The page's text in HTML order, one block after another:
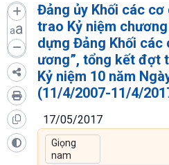
aa
Đảng ủy Khối các
trao Kỷ niệm
dựng Đảng Khối các
ương”, tổng kết đợt
Kỷ niệm 10 năm
(11/4/2007-11/4/
17/05/2017